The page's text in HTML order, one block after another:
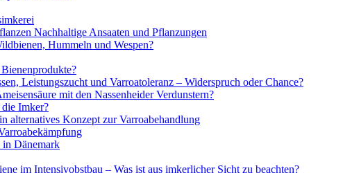
Nachhaltige Ansaaten und Pflanzungen
Hummeln und Wespen?
Leistungszucht und Varroatoleranz – Widerspruch oder Chance?
mit den Nassenheider Verdunstern?
Imker?
Konzept zur Varroabehandlung
in Dänemark
im Intensivobstbau – Was ist aus imkerlicher Sicht zu beachten?